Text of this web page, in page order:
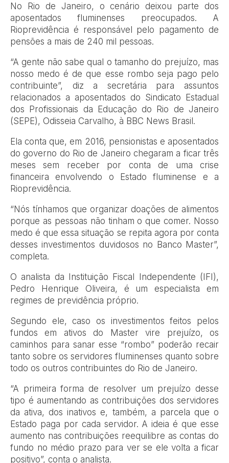
No Rio de Janeiro, o cenário deixou parte dos
aposentados fluminenses preocupados. A
Rioprevidência é responsável pelo pagamento de
pensões a mais de 240 mil pessoas.
“A gente não sabe qual o tamanho do prejuízo, mas
nosso medo é de que esse rombo seja pago pelo
contribuinte”, diz a secretária para assuntos
relacionados a aposentados do Sindicato Estadual
dos Profissionais da Educação do Rio de Janeiro
(SEPE), Odisseia Carvalho, à BBC News Brasil.
Ela conta que, em 2016, pensionistas e aposentados
do governo do Rio de Janeiro chegaram a ficar três
meses sem receber por conta de uma crise
financeira envolvendo o Estado fluminense e a
Rioprevidência.
“Nós tínhamos que organizar doações de alimentos
porque as pessoas não tinham o que comer. Nosso
medo é que essa situação se repita agora por conta
desses investimentos duvidosos no Banco Master”,
completa.
O analista da Instituição Fiscal Independente (IFI),
Pedro Henrique Oliveira, é um especialista em
regimes de previdência próprio.
Segundo ele, caso os investimentos feitos pelos
fundos em ativos do Master vire prejuízo, os
caminhos para sanar esse “rombo” poderão recair
tanto sobre os servidores fluminenses quanto sobre
todo os outros contribuintes do Rio de Janeiro.
“A primeira forma de resolver um prejuízo desse
tipo é aumentando as contribuições dos servidores
da ativa, dos inativos e, também, a parcela que o
Estado paga por cada servidor. A ideia é que esse
aumento nas contribuições reequilibre as contas do
fundo no médio prazo para ver se ele volta a ficar
positivo”, conta o analista.